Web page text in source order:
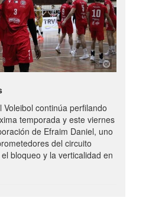
continúa perfilando
temporada y este viernes
de Efraim Daniel, uno
del circuito
bloqueo y la verticalidad en